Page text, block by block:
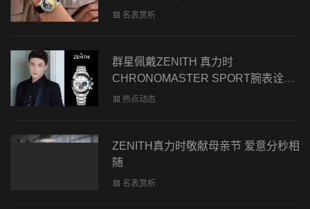
码表特别版 祝贺COHIBA高斯巴雪茄
名表赏析
群星佩戴ZENITH 真力时
CHRONOMASTER SPORT腕表诠释
缤纷魅力
热点动态
ZENITH真力时敬献母亲节 爱意分秒相
随
名表赏析